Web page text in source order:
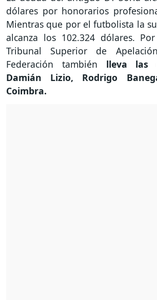
dólares por honorarios
Mientras que por el futbolista la
alcanza los 102.324 dólares.
Tribunal Superior de
Federación también lleva las
Damián Lizio, Rodrigo
Coimbra.